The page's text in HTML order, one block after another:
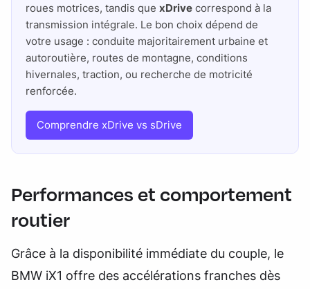
roues motrices, tandis que xDrive correspond à la
transmission intégrale. Le bon choix dépend de
votre usage : conduite majoritairement urbaine et
autoroutière, routes de montagne, conditions
hivernales, traction, ou recherche de motricité
renforcée.
Comprendre xDrive vs sDrive
Performances et comportement
routier
Grâce à la disponibilité immédiate du couple, le
BMW iX1 offre des accélérations franches dès